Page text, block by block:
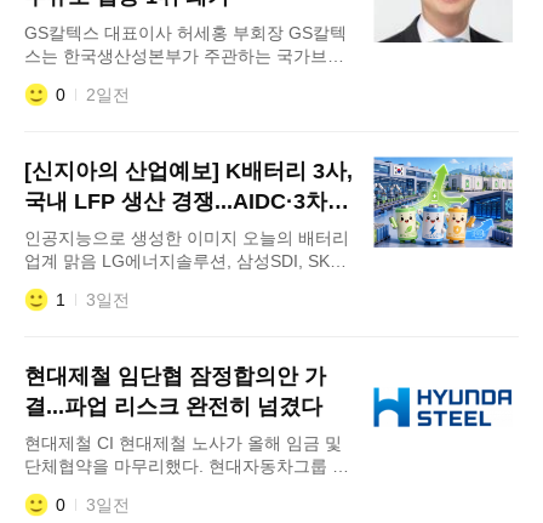
재생에너지 전력 사용 비중은 2027년 1월
기준 기존 19%에서 43.9%로
GS칼텍스 대표이사 허세홍 부회장 GS칼텍
스는 한국생산성본부가 주관하는 국가브랜
드경쟁력지수(NBCI) 조사에서 주유소 업종
1위 기업으로 선정됐다고 6일 밝혔다. NBCI
경쟁력을 측정하여 산업별 대표 브랜드를 선
정한다. 브랜드 인지도와 이미지, 관계 구축
력, 충성도 등을 종합적으로 평가해 브랜드
의 시장 경쟁력을 진단한다. GS칼텍스 측
0 2일전
[신지아의 산업예보] K배터리 3사,
국내 LFP 생산 경쟁...AIDC·3차
ESS 시장 정조준
인공지능으로 생성한 이미지 오늘의 배터리
업계 맑음 LG에너지솔루션, 삼성SDI, SK온
등 국내 배터리 3사가 국내 리튬인산철
(LFP) 배터리 생산체제 구축에 속도를 내고
데 오는 8월로 예정된 제3차 ESS 중앙계약
시장을 선점하기 위한 경쟁도 본격화하는 모
습이다. 5일 업계에 따르면 SK온은 올해 4분
기 충남 서산공장의 전기차용
1 3일전
현대제철 임단협 잠정합의안 가
결...파업 리스크 완전히 넘겼다
현대제철 CI 현대제철 노사가 올해 임금 및
단체협약을 마무리했다. 현대자동차그룹 주
요 계열사 가운데 올해 임단협 잠정합의안이
조합원 투표를 통과한 첫 사례다. 5일 업계
0 3일전